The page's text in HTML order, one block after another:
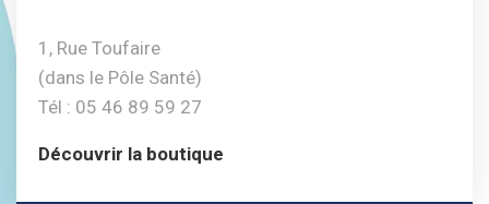
1, Rue Toufaire
(dans le Pôle Santé)
Tél : 05 46 89 59 27
Découvrir la boutique